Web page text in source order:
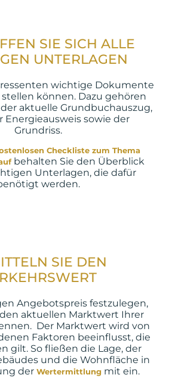
SIE SICH ALLE
UNTERLAGEN
wichtige Dokumente
können. Dazu gehören
aktuelle Grundbuchauszug,
Energieausweis sowie der
Grundriss.
Checkliste zum Thema
behalten Sie den Überblick
Unterlagen, die dafür
werden.
SIE DEN
Angebotspreis festzulegen,
aktuellen Marktwert Ihrer
Der Marktwert wird von
Faktoren beeinflusst, die
gilt. So fließen die Lage, der
und die Wohnfläche in
der Wertermittlung mit ein.